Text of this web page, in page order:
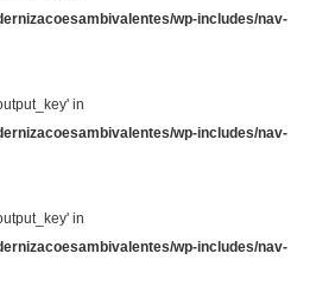
wp-includes/nav-
in
wp-includes/nav-
in
wp-includes/nav-